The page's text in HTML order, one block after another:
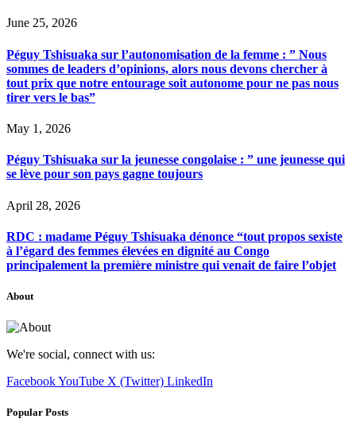
June 25, 2026
Péguy Tshisuaka sur l’autonomisation de la femme : ” Nous
sommes de leaders d’opinions, alors nous devons chercher à
tout prix que notre entourage soit autonome pour ne pas nous
tirer vers le bas”
May 1, 2026
Péguy Tshisuaka sur la jeunesse congolaise : ” une jeunesse qui
se lève pour son pays gagne toujours
April 28, 2026
RDC : madame Péguy Tshisuaka dénonce “tout propos sexiste
à l’égard des femmes élevées en dignité au Congo
principalement la première ministre qui venait de faire l’objet
About
We're social, connect with us:
FacebookYouTube X (Twitter) LinkedIn
Popular Posts